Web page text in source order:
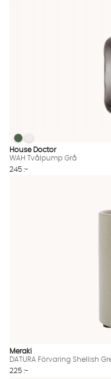
WAH Tvålpump Grå
WAH Tvålpump Grå
WAH Tvålpump Grå
House Doctor
WAH Tvålpump Grå
245 :-
Meraki
DATURA Förvaring Shellish
225 :-